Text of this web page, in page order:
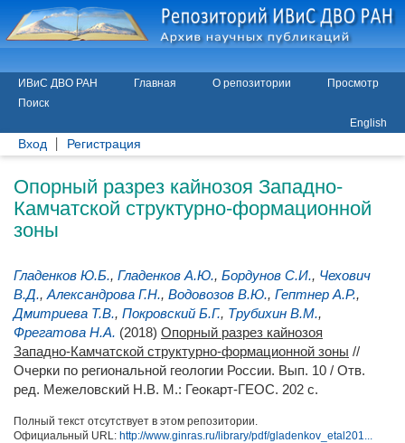
ИВиС ДВО РАН Главная О репозитории
Просмотр
Поиск
English
Вход Регистрация
Опорный разрез кайнозоя Западно-
Камчатской структурно-формационной
зоны
Гладенков Ю.Б., Гладенков А.Ю., Бордунов С.И., Чехович
В.Д., Александрова Г.Н., Водовозов В.Ю., Гептнер А.Р.,
Дмитриева Т.В., Покровский Б.Г., Трубихин В.М.,
Фрегатова Н.А. (2018) Опорный разрез кайнозоя
Западно-Камчатской структурно-формационной зоны //
Очерки по региональной геологии России. Вып. 10 / Отв.
ред. Межеловский Н.В. М.: Геокарт-ГЕОС. 202 с.
Полный текст отсутствует в этом репозитории.
Официальный URL: http://www.ginras.ru/library/pdf/gladenkov_etal201...